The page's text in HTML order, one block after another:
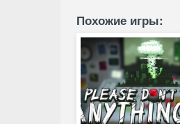
Похожие игры: